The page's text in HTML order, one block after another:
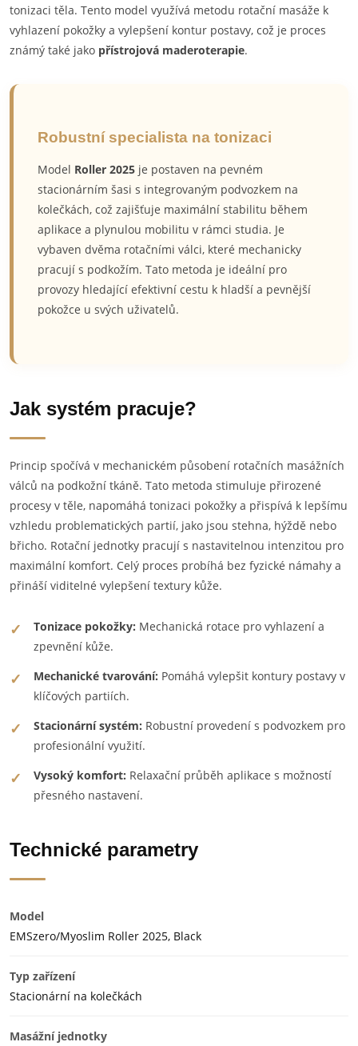
tonizaci těla. Tento model využívá metodu rotační masáže k
vyhlazení pokožky a vylepšení kontur postavy, což je proces
známý také jako přístrojová maderoterapie.
Robustní specialista na tonizaci
Model Roller 2025 je postaven na pevném
stacionárním šasi s integrovaným podvozkem na
kolečkách, což zajišťuje maximální stabilitu během
aplikace a plynulou mobilitu v rámci studia. Je
vybaven dvěma rotačními válci, které mechanicky
pracují s podkožím. Tato metoda je ideální pro
provozy hledající efektivní cestu k hladší a pevnější
pokožce u svých uživatelů.
Jak systém pracuje?
Princip spočívá v mechanickém působení rotačních masážních
válců na podkožní tkáně. Tato metoda stimuluje přirozené
procesy v těle, napomáhá tonizaci pokožky a přispívá k lepšímu
vzhledu problematických partií, jako jsou stehna, hýždě nebo
břicho. Rotační jednotky pracují s nastavitelnou intenzitou pro
maximální komfort. Celý proces probíhá bez fyzické námahy a
přináší viditelné vylepšení textury kůže.
Tonizace pokožky: Mechanická rotace pro vyhlazení a
zpevnění kůže.
Mechanické tvarování: Pomáhá vylepšit kontury postavy v
klíčových partiích.
Stacionární systém: Robustní provedení s podvozkem pro
profesionální využití.
Vysoký komfort: Relaxační průběh aplikace s možností
přesného nastavení.
Technické parametry
Model
EMSzero/Myoslim Roller 2025, Black
Typ zařízení
Stacionární na kolečkách
Masážní jednotky